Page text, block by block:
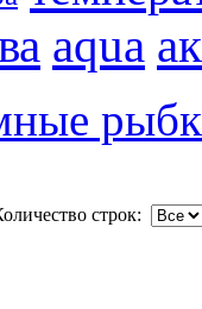
aqua
строк: